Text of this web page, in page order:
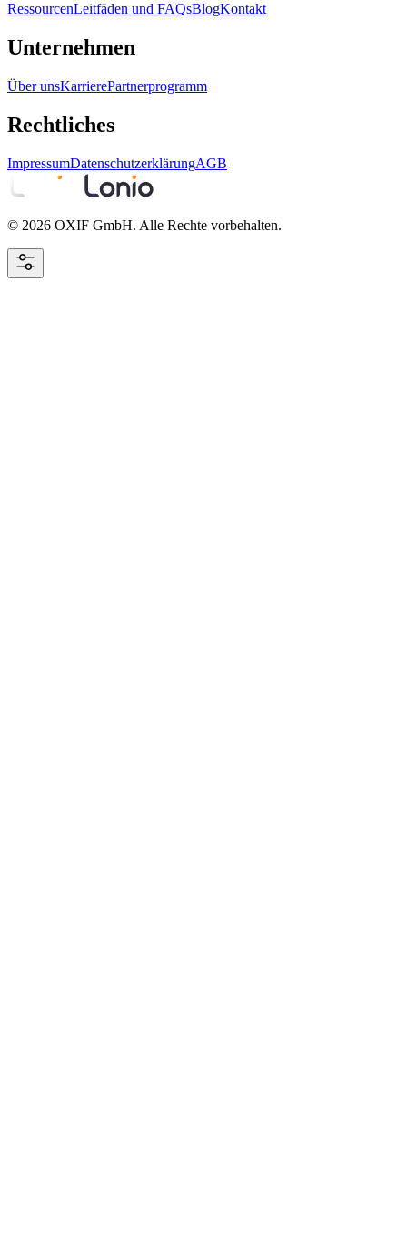
RessourcenLeitfäden und FAQsBlogKontakt
Unternehmen
Über unsKarrierePartnerprogramm
Rechtliches
ImpressumDatenschutzerklärungAGB
© 2026 OXIF GmbH. Alle Rechte vorbehalten.